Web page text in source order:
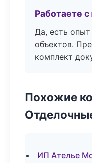
Работаете
Да, есть
объектов.
комплект
Похожие
ИП Ателье